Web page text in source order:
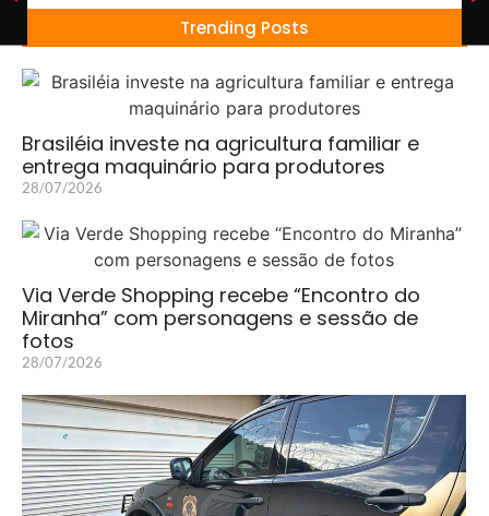
Trending Posts
Brasiléia investe na agricultura familiar e
entrega maquinário para produtores
28/07/2026
Via Verde Shopping recebe “Encontro do
Miranha” com personagens e sessão de
fotos
28/07/2026